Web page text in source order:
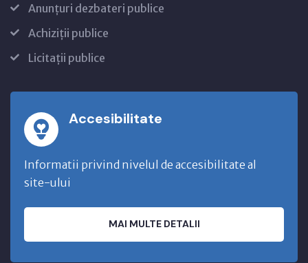
Anunțuri dezbateri publice
Achiziții publice
Licitații publice
Accesibilitate
Informatii privind nivelul de accesibilitate al
site-ului
MAI MULTE DETALII